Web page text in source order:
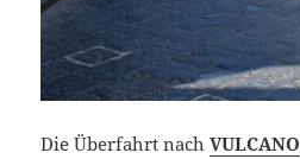
Die Überfahrt nachVULCANO